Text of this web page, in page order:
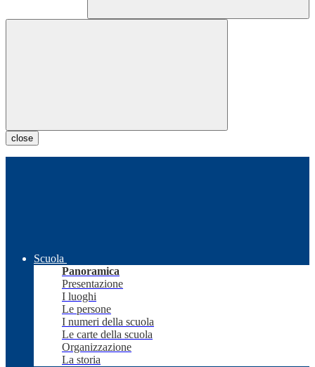
close
Scuola
Panoramica
Presentazione
I luoghi
Le persone
I numeri della scuola
Le carte della scuola
Organizzazione
La storia